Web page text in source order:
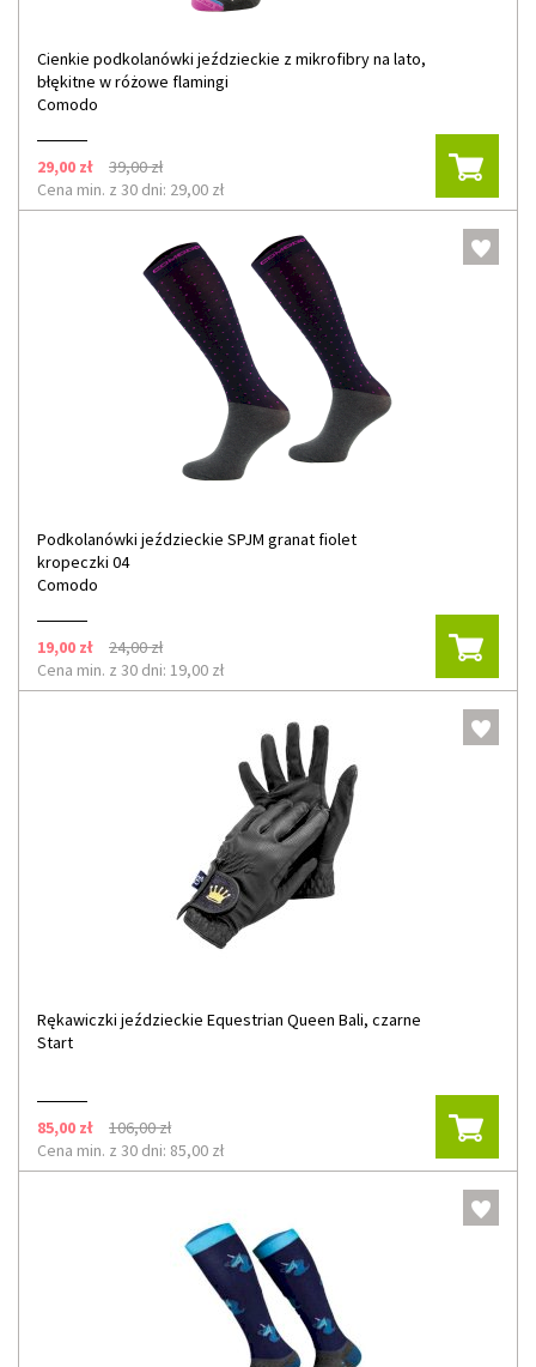
Cienkie podkolanówki jeździeckie z mikrofibry na lato,
błękitne w różowe flamingi
Comodo
29,00 zł
39,00 zł
Cena min. z 30 dni: 29,00 zł
Podkolanówki jeździeckie SPJM granat fiolet
kropeczki 04
Comodo
19,00 zł
24,00 zł
Cena min. z 30 dni: 19,00 zł
Rękawiczki jeździeckie Equestrian Queen Bali, czarne
Start
85,00 zł
106,00 zł
Cena min. z 30 dni: 85,00 zł